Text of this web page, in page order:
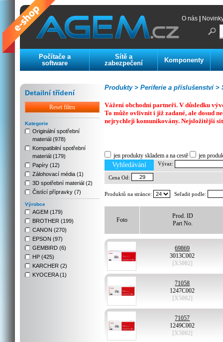
O nás
Počítače a
software
Sítě a
zabezpečení
Komponenty
Detailní třídení
Reset filtru
Kategorie
Originální spotřební
materiál (978)
Kompatibilní spotřební
materiál (179)
Papíry (12)
Zálohovací média (1)
3D spotřební materiál (2)
Čistící přípravky (7)
Výrobce
AGEM (179)
BROTHER (199)
CANON (270)
EPSON (97)
GEMBIRD (6)
HP (425)
KARCHER (2)
KYOCERA (1)
Periferie a příslušenství >
Produkty >
Vážení obchodní partneři. V důsledku
To může ovlivnit i již zadané, ale dosud
nejrychleji komunikovány. Nejsložitější
jen produkty skladem a na cestě jen
Vyhledávání Výraz:
Cena Od:
Produktů na stránce: Seřadit podle:
Foto
Prod. ID
Part No.
69869
3013C002
[X5002]
71058
1247C002
[X5002]
71057
1249C002
[X5002]